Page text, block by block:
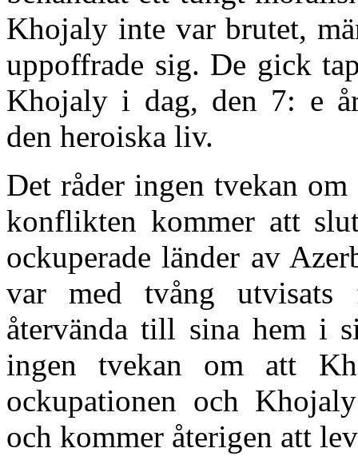
Khojaly inte var brutet,
uppoffrade sig. De gick
Khojaly i dag, den 7: e
den heroiska liv.
Det råder ingen tvekan om
konflikten kommer att
ockuperade länder av
var med tvång utvisats
återvända till sina hem i
ingen tvekan om att
ockupationen och
och kommer återigen att